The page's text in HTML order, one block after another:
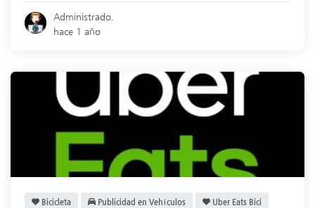
Administrado.
hace 1 año
Bicicleta Publicidad en Vehículos Uber Eats Bici